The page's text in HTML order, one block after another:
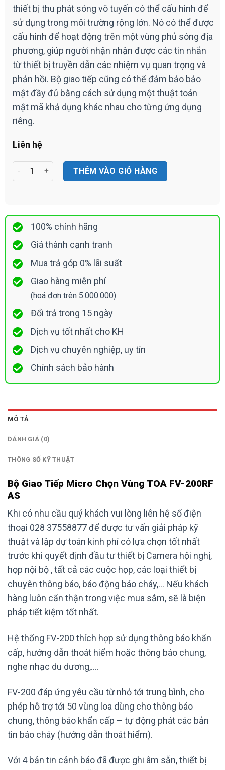
thiết bị thu phát sóng vô tuyến có thể cấu hình để
sử dụng trong môi trường rộng lớn. Nó có thể được
cấu hình để hoạt động trên một vùng phủ sóng địa
phương, giúp người nhận nhận được các tin nhắn
từ thiết bị truyền dẫn các nhiệm vụ quan trọng và
phản hồi. Bộ giao tiếp cũng có thể đảm bảo bảo
mật đầy đủ bằng cách sử dụng một thuật toán
mật mã khả dụng khác nhau cho từng ứng dụng
riêng.
Liên hệ
Bộ Giao Tiếp Micro Chọn Vùng TOA FV-200RF AS số lượng
THÊM VÀO GIỎ HÀNG
100% chính hãng
Giá thành cạnh tranh
Mua trả góp 0% lãi suất
Giao hàng miễn phí
(hoá đơn trên 5.000.000)
Đổi trả trong 15 ngày
Dịch vụ tốt nhất cho KH
Dịch vụ chuyên nghiệp, uy tín
Chính sách bảo hành
MÔ TẢ
ĐÁNH GIÁ (0)
THÔNG SỐ KỸ THUẬT
Bộ Giao Tiếp Micro Chọn Vùng TOA FV-200RF
AS
Khi có nhu cầu quý khách vui lòng liên hệ số điện
thoại 028 37558877 để được tư vấn giải pháp kỹ
thuật và lập dự toán kinh phí có lựa chọn tốt nhất
trước khi quyết định đầu tư thiết bị Camera hội nghị,
họp nội bộ , tất cả các cuộc họp, các loại thiết bị
chuyên thông báo, báo động báo cháy,… Nếu khách
hàng luôn cẩn thận trong việc mua sắm, sẽ là biện
pháp tiết kiệm tốt nhất.
Hệ thống FV-200 thích hợp sử dụng thông báo khẩn
cấp, hướng dẫn thoát hiểm hoặc thông báo chung,
nghe nhạc du dương,….
FV-200 đáp ứng yêu cầu từ nhỏ tới trung bình, cho
phép hỗ trợ tới 50 vùng loa dùng cho thông báo
chung, thông báo khẩn cấp – tự động phát các bản
tin báo cháy (hướng dẫn thoát hiểm).
Với 4 bản tin cảnh báo đã được ghi âm sẵn, thiết bị